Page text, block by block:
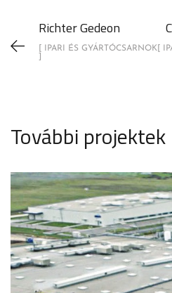
Richter Gedeon
[ IPARI ÉS GYÁRTÓCSARNOK [
További projektek